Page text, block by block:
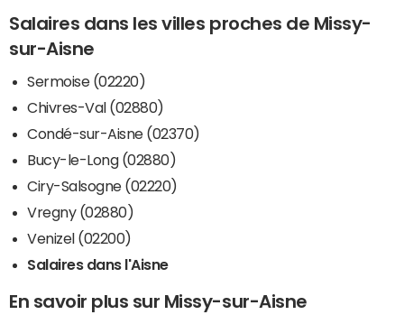
Salaires dans les villes proches de Missy-
sur-Aisne
Sermoise (02220)
Chivres-Val (02880)
Condé-sur-Aisne (02370)
Bucy-le-Long (02880)
Ciry-Salsogne (02220)
Vregny (02880)
Venizel (02200)
Salaires dans l'Aisne
En savoir plus sur Missy-sur-Aisne